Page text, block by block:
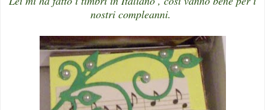
nostri compleanni.